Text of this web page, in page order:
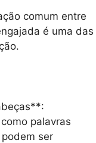
comum entre
é uma das
palavras
ser